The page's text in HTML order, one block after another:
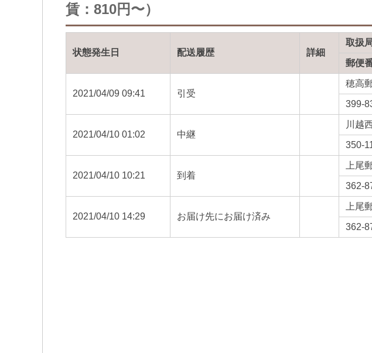
賃：810円〜）
状態発生日 配送履歴 詳細
取扱
郵便
2021/04/09 09:41 引受
穂高
399-
2021/04/10 01:02 中継
川越
350-
2021/04/10 10:21 到着
上尾
362-
2021/04/10 14:29 お届け先にお届け済み
上尾
362-